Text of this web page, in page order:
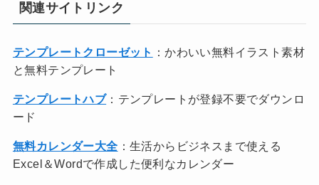
関連サイトリンク
テンプレートクローゼット
：かわいい無料イラスト素材
と無料テンプレート
テンプレートハブ：テンプレートが登録不要でダウンロ
ード
無料カレンダー大全 ：生活からビジネスまで使える
Excel＆Wordで作成した便利なカレンダー